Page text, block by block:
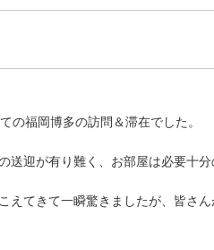
の福岡博多の訪問＆滞在でした。
送迎が有り難く、お部屋は必要十
えてきて一瞬驚きましたが、皆さ